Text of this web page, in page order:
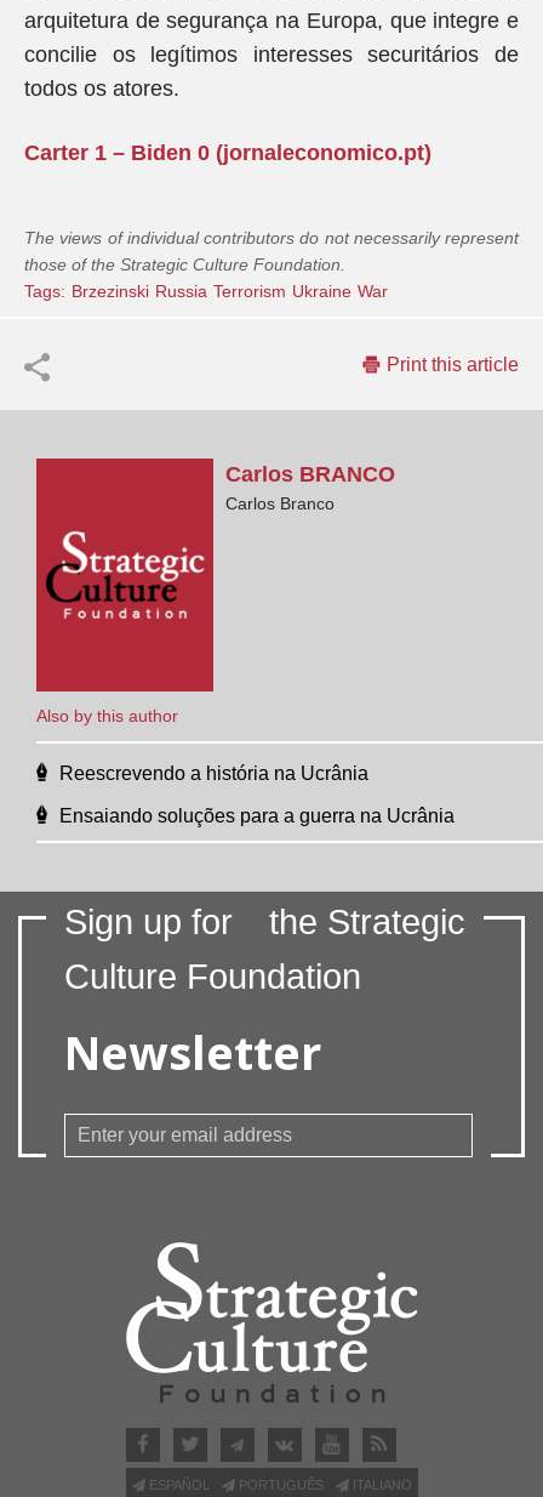
arquitetura de segurança na Europa, que integre e
concilie os legítimos interesses securitários de
todos os atores.
Carter 1 – Biden 0 (jornaleconomico.pt)
The views of individual contributors do not necessarily represent
those of the Strategic Culture Foundation.
Tags: Brzezinski Russia Terrorism Ukraine War
Print this article
Also by this author
Carlos BRANCO
Carlos Branco
Reescrevendo a história na Ucrânia
Ensaiando soluções para a guerra na Ucrânia
Sign up for
the Strategic
Culture Foundation
Newsletter
ESPAÑOL PORTUGUÊS ITALIANO